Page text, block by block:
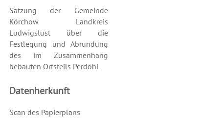
Satzung der Gemeinde
Körchow Landkreis
Ludwigslust über die
Festlegung und Abrundung
des im Zusammenhang
bebauten Ortsteils Perdöhl
Datenherkunft
Scan des Papierplans